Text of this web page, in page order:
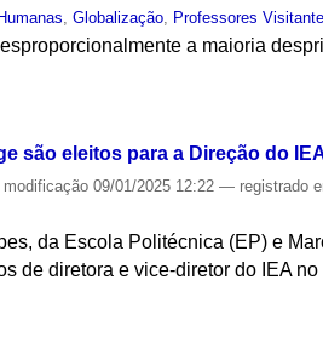
,Globalização Professores
a maioria
são eleitos para a Direção do
modificação 09/01/2025 12:22— registrado
da Escola Politécnica (EP) e
de diretora e vice-diretor do IEA